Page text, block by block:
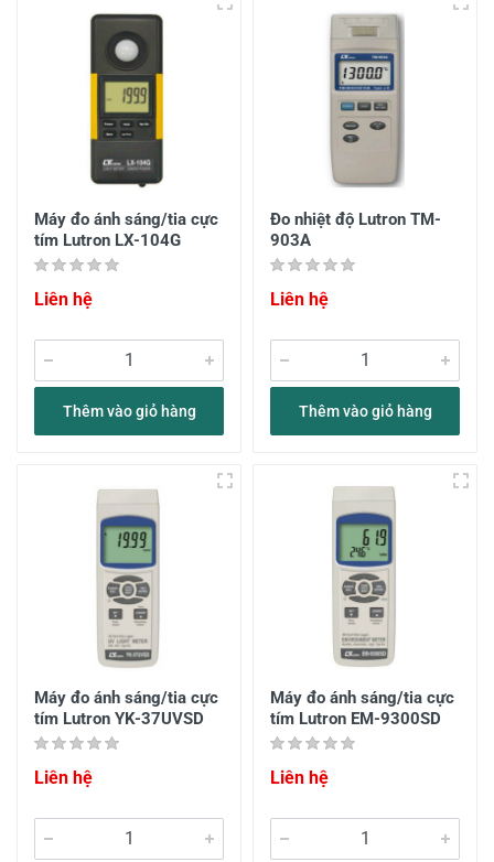
Máy đo ánh sáng/tia cực
tím Lutron LX-104G
Liên hệ
Thêm vào giỏ hàng
Đo nhiệt độ Lutron TM-
903A
Liên hệ
Thêm vào giỏ hàng
Máy đo ánh sáng/tia cực
tím Lutron YK-37UVSD
Liên hệ
Máy đo ánh sáng/tia cực
tím Lutron EM-9300SD
Liên hệ